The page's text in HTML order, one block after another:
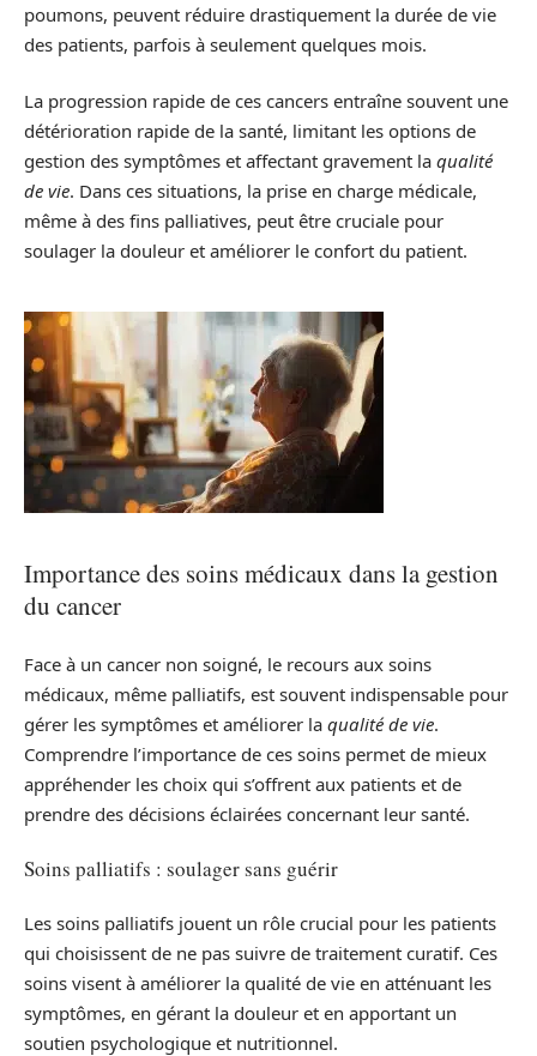
poumons, peuvent réduire drastiquement la durée de vie
des patients, parfois à seulement quelques mois.
La progression rapide de ces cancers entraîne souvent une
détérioration rapide de la santé, limitant les options de
gestion des symptômes et affectant gravement la qualité
de vie. Dans ces situations, la prise en charge médicale,
même à des fins palliatives, peut être cruciale pour
soulager la douleur et améliorer le confort du patient.
Importance des soins médicaux dans la gestion
du cancer
Face à un cancer non soigné, le recours aux soins
médicaux, même palliatifs, est souvent indispensable pour
gérer les symptômes et améliorer la qualité de vie.
Comprendre l’importance de ces soins permet de mieux
appréhender les choix qui s’offrent aux patients et de
prendre des décisions éclairées concernant leur santé.
Soins palliatifs : soulager sans guérir
Les soins palliatifs jouent un rôle crucial pour les patients
qui choisissent de ne pas suivre de traitement curatif. Ces
soins visent à améliorer la qualité de vie en atténuant les
symptômes, en gérant la douleur et en apportant un
soutien psychologique et nutritionnel.